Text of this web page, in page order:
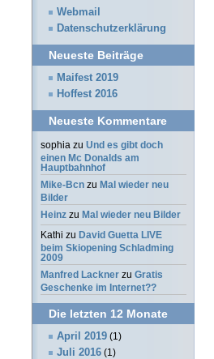
Webmail
Datenschutzerklärung
Neueste Beiträge
Maifest 2019
Hoffest 2016
Neueste Kommentare
sophia zu Und es gibt doch
einen Mc Donalds am
Hauptbahnhof
Mike-Bcn zu Mal wieder neu
Bilder
Heinz zu Mal wieder neu Bilder
Kathi zu David Guetta LIVE
beim Skiopening Schladming
2009
Manfred Lackner zu Gratis
Geschenke im Internet??
Die letzten 12 Monate
April 2019 (1)
Juli 2016 (1)